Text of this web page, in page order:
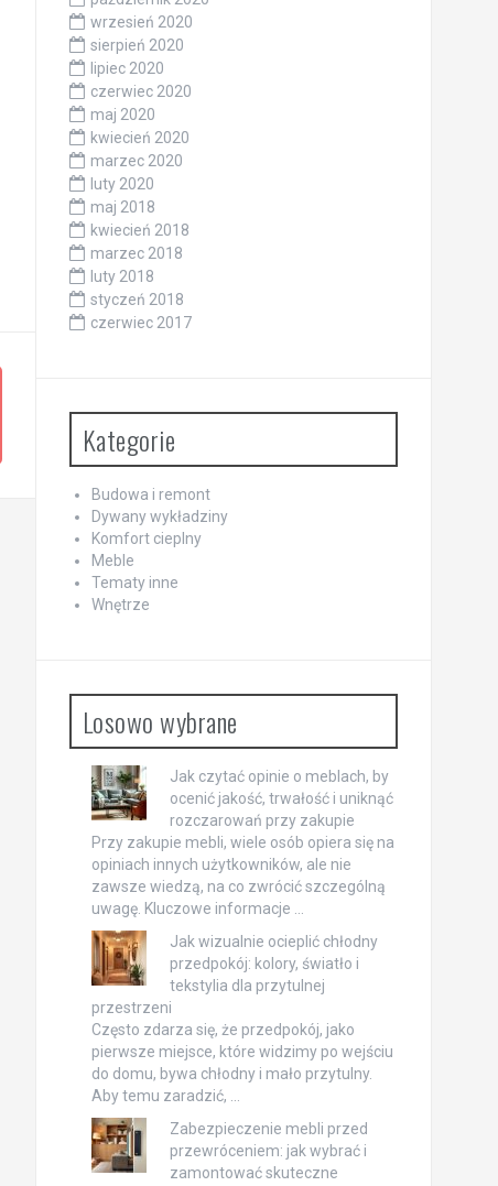
wrzesień 2020
sierpień 2020
lipiec 2020
czerwiec 2020
maj 2020
kwiecień 2020
marzec 2020
luty 2020
maj 2018
kwiecień 2018
marzec 2018
luty 2018
styczeń 2018
czerwiec 2017
Kategorie
Budowa i remont
Dywany wykładziny
Komfort cieplny
Meble
Tematy inne
Wnętrze
Losowo wybrane
Jak czytać opinie o meblach, by
ocenić jakość, trwałość i uniknąć
rozczarowań przy zakupie
Przy zakupie mebli, wiele osób opiera się na
opiniach innych użytkowników, ale nie
zawsze wiedzą, na co zwrócić szczególną
uwagę. Kluczowe informacje …
Jak wizualnie ocieplić chłodny
przedpokój: kolory, światło i
tekstylia dla przytulnej
przestrzeni
Często zdarza się, że przedpokój, jako
pierwsze miejsce, które widzimy po wejściu
do domu, bywa chłodny i mało przytulny.
Aby temu zaradzić, …
Zabezpieczenie mebli przed
przewróceniem: jak wybrać i
zamontować skuteczne